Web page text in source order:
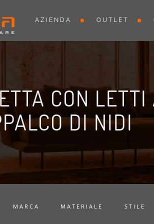
AZIENDA OUTLET
CON LETTI
DI NIDI
MARCA MATERIALE STILE